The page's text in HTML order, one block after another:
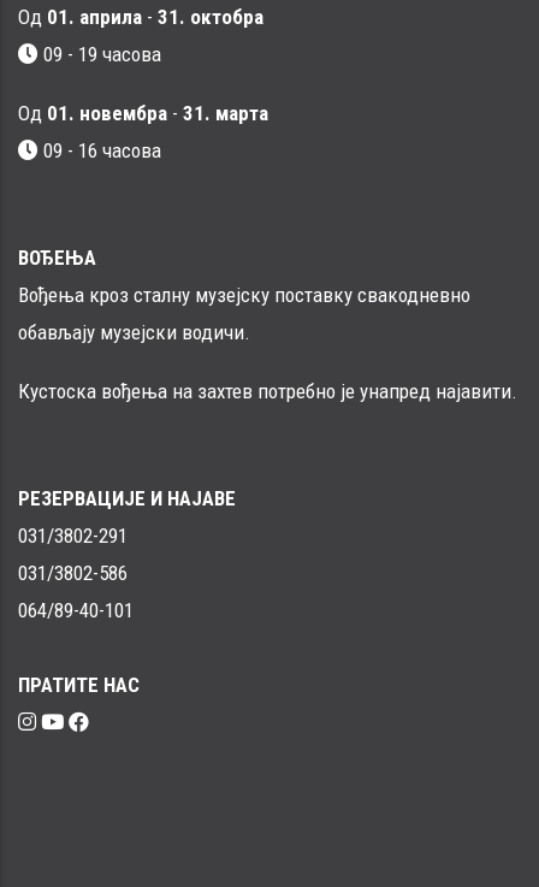
Од 01. априла - 31. октобра
09 - 19 часова
Од 01. новембра - 31. марта
09 - 16 часовa
ВОЂЕЊА
Вођења кроз сталну музејску поставку свакодневно
обављају музејски водичи.
Кустоска вођења на захтев потребно је унапред најавити.
РЕЗЕРВАЦИЈЕ И НАЈАВЕ
031/3802-291
031/3802-586
064/89-40-101
ПРАТИТЕ НАС